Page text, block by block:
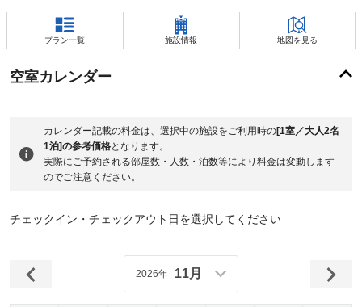
プラン一覧 施設情報 地図を見る
空室カレンダー
カレンダー記載の料金は、選択中の施設をご利用時の[1室／大人2名
1泊]の参考価格となります。
実際にご予約される部屋数・人数・泊数等により料金は変動します
のでご注意ください。
チェックイン・チェックアウト日を選択してください
2026年 11月